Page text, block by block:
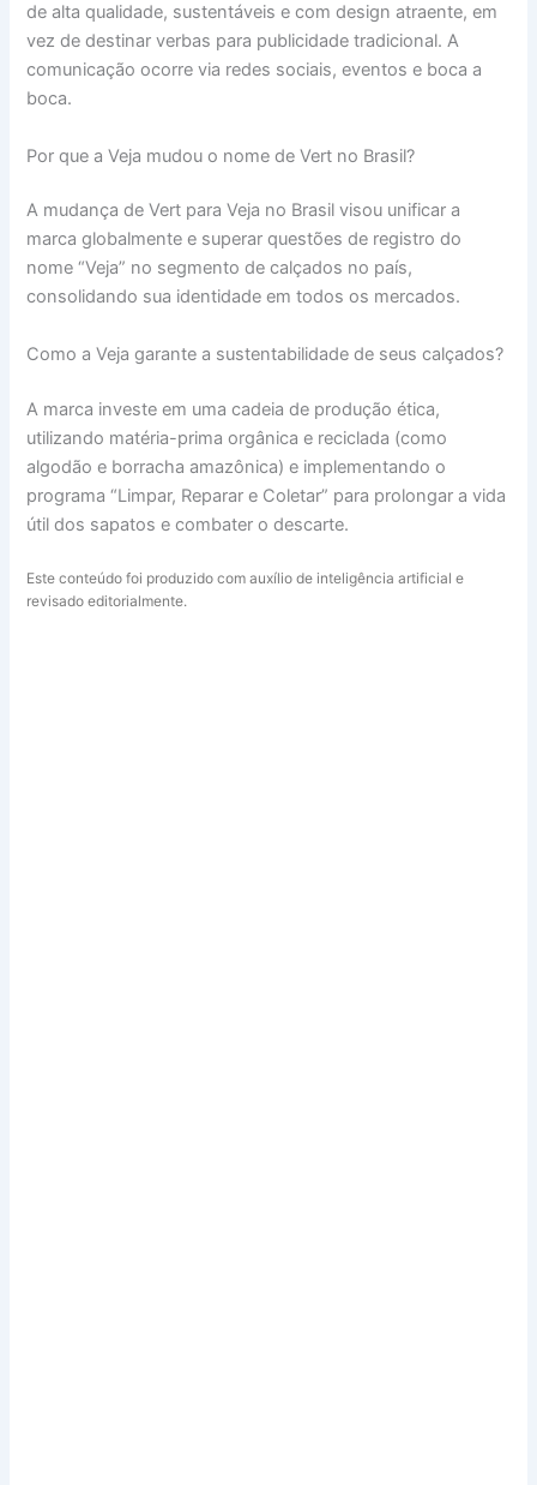
de alta qualidade, sustentáveis e com design atraente, em
vez de destinar verbas para publicidade tradicional. A
comunicação ocorre via redes sociais, eventos e boca a
boca.
Por que a Veja mudou o nome de Vert no Brasil?
A mudança de Vert para Veja no Brasil visou unificar a
marca globalmente e superar questões de registro do
nome “Veja” no segmento de calçados no país,
consolidando sua identidade em todos os mercados.
Como a Veja garante a sustentabilidade de seus calçados?
A marca investe em uma cadeia de produção ética,
utilizando matéria-prima orgânica e reciclada (como
algodão e borracha amazônica) e implementando o
programa “Limpar, Reparar e Coletar” para prolongar a vida
útil dos sapatos e combater o descarte.
Este conteúdo foi produzido com auxílio de inteligência artificial e
revisado editorialmente.